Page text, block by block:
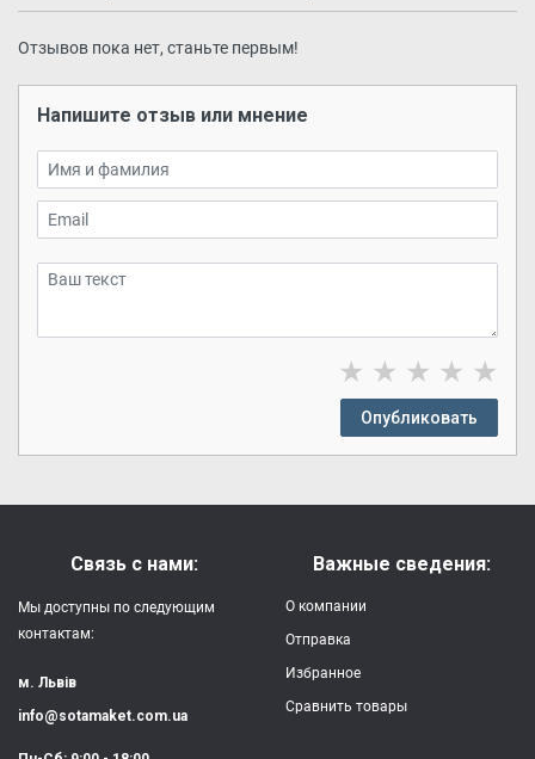
Отзывов пока нет, станьте первым!
Напишите отзыв или мнение
★ ★ ★ ★ ★
Опубликовать
Связь с нами:
Мы доступны по следующим
контактам:
м. Львів
info@sotamaket.com.ua
Важные сведения:
О компании
Отправка
Избранное
Сравнить товары